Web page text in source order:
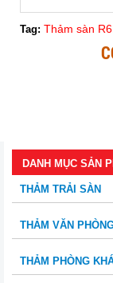
Tag: Thảm sàn
DANH MỤC SẢN
THẢM TRẢI SÀN
THẢM VĂN
THẢM PHÒNG